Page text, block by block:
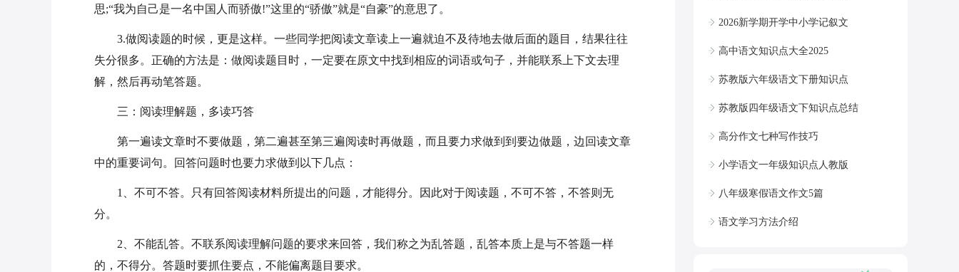
思;“我为自己是一名中国人而骄傲!”这里的“骄傲”就是“自豪”的意思了。
3.做阅读题的时候，更是这样。一些同学把阅读文章读上一遍就迫不及待地去做后面的题目，结果往往
失分很多。正确的方法是：做阅读题目时，一定要在原文中找到相应的词语或句子，并能联系上下文去理
解，然后再动笔答题。
三：阅读理解题，多读巧答
第一遍读文章时不要做题，第二遍甚至第三遍阅读时再做题，而且要力求做到到要边做题，边回读文章
中的重要词句。回答问题时也要力求做到以下几点：
1、不可不答。只有回答阅读材料所提出的问题，才能得分。因此对于阅读题，不可不答，不答则无
分。
2、不能乱答。不联系阅读理解问题的要求来回答，我们称之为乱答题，乱答本质上是与不答题一样
的，不得分。答题时要抓住要点，不能偏离题目要求。
2026新学期开学中小学记叙文
高中语文知识点大全2025
苏教版六年级语文下册知识点
苏教版四年级语文下知识点总结
高分作文七种写作技巧
小学语文一年级知识点人教版
八年级寒假语文作文5篇
语文学习方法介绍